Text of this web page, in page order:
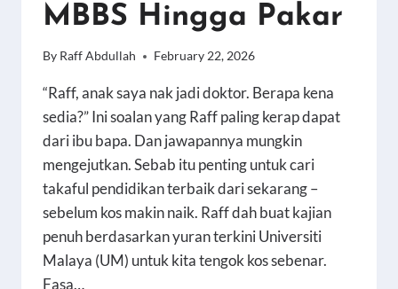
MBBS Hingga Pakar
By Raff Abdullah February 22, 2026
“Raff, anak saya nak jadi doktor. Berapa kena
sedia?” Ini soalan yang Raff paling kerap dapat
dari ibu bapa. Dan jawapannya mungkin
mengejutkan. Sebab itu penting untuk cari
takaful pendidikan terbaik dari sekarang –
sebelum kos makin naik. Raff dah buat kajian
penuh berdasarkan yuran terkini Universiti
Malaya (UM) untuk kita tengok kos sebenar.
Fasa…